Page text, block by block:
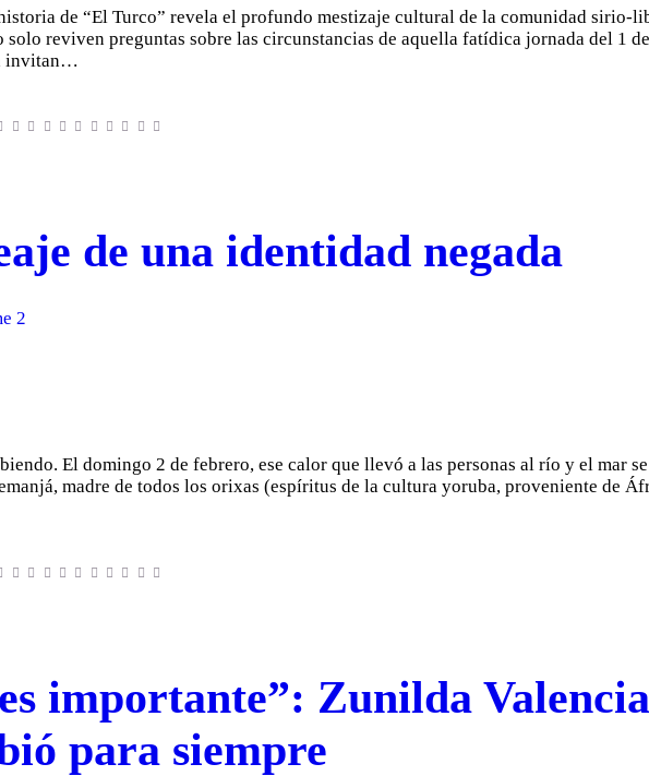
de “El Turco” revela el profundo mestizaje cultural de la comunidad sirio-
reviven preguntas sobre las circunstancias de aquella fatídica jornada del 1
invitan…
de una identidad negada
2
El domingo 2 de febrero, ese calor que llevó a las personas al río y el mar
madre de todos los orixas (espíritus de la cultura yoruba, proveniente de
importante”: Zunilda
para siempre